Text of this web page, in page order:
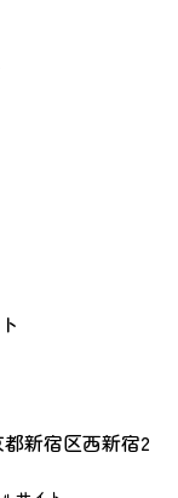
新宿区西新宿2